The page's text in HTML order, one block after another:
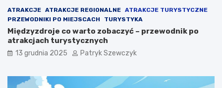
e
m
–
z
e
s
k
i
m
o
z
ATRAKCJE ATRAKCJE REGIONALNE ATRAKCJE TURYSTYCZNE
PRZEWODNIKI PO MIEJSCACH
TURYSTYKA
Międzyzdroje co warto zobaczyć – przewodnik po
atrakcjach turystycznych
13 grudnia 2025 Patryk Szewczyk